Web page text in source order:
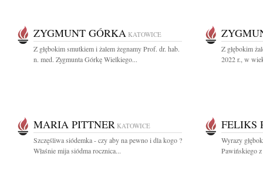
ZYGMUNT GÓRKA KATOWICE
Z głębokim smutkiem i żalem żegnamy Prof. dr. hab.
n. med. Zygmunta Górkę Wielkiego...
Z głębokim
2022 r., w
MARIA PITTNER KATOWICE
Szczęśliwa siódemka - czy aby na pewno i dla kogo ?
Właśnie mija siódma rocznica...
FELIKS
Wyrazy
Pawińskiego